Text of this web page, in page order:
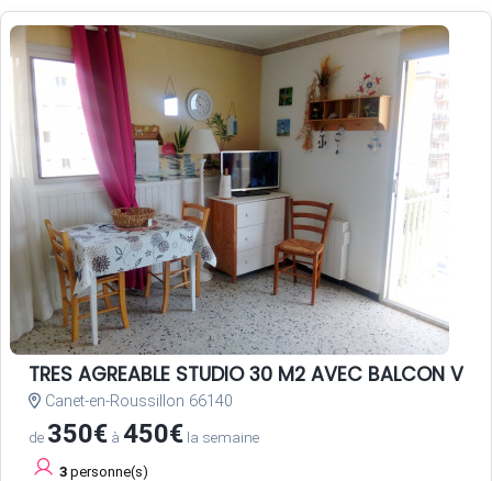
TRES AGREABLE STUDIO 30 M2 AVEC BALCON VUE
Canet-en-Roussillon 66140
de 350€ à 450€ la semaine
3 personne(s)